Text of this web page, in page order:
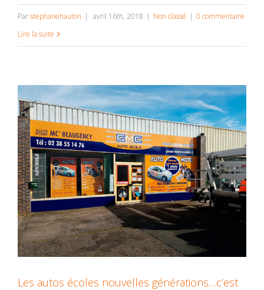
Parstephanehauton | avril 16th, 2018 | Non classé | 0 commentaire
Lire la suite
Les autos écoles nouvelles générations…c’est